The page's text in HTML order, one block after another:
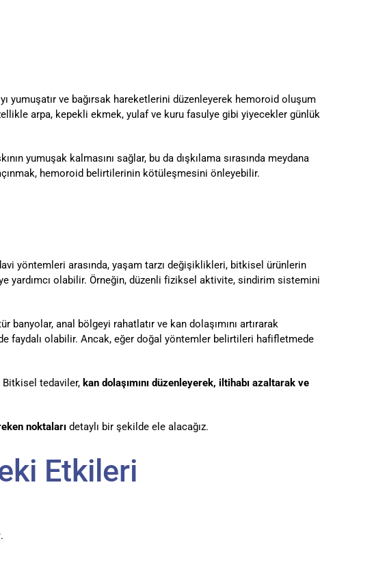
yumuşatır ve bağırsak hareketlerini düzenleyerek hemoroid oluşum
arpa, kepekli ekmek, yulaf ve kuru fasulye gibi yiyecekler günlük
yumuşak kalmasını sağlar, bu da dışkılama sırasında meydana
hemoroid belirtilerinin kötüleşmesini önleyebilir.
yöntemleri arasında, yaşam tarzı değişiklikleri, bitkisel ürünlerin
yardımcı olabilir. Örneğin, düzenli fiziksel aktivite, sindirim sistemini
anal bölgeyi rahatlatır ve kan dolaşımını artırarak
faydalı olabilir. Ancak, eğer doğal yöntemler belirtileri hafifletmede
Bitkisel tedaviler, kan dolaşımını düzenleyerek, iltihabı azaltarak ve
noktaları detaylı bir şekilde ele alacağız.
Etkileri
.